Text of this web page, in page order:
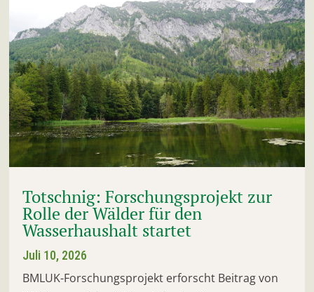
Totschnig: Forschungsprojekt zur
Rolle der Wälder für den
Wasserhaushalt startet
Juli 10, 2026
BMLUK-Forschungsprojekt erforscht Beitrag von